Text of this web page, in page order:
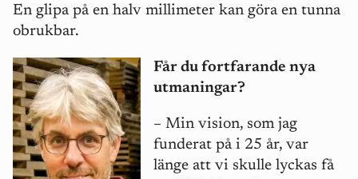
En glipa på en halv millimeter kan göra en tunna
obrukbar.
Får du fortfarande nya
utmaningar?
– Min vision, som jag
funderat på i 25 år, var
länge att vi skulle lyckas få